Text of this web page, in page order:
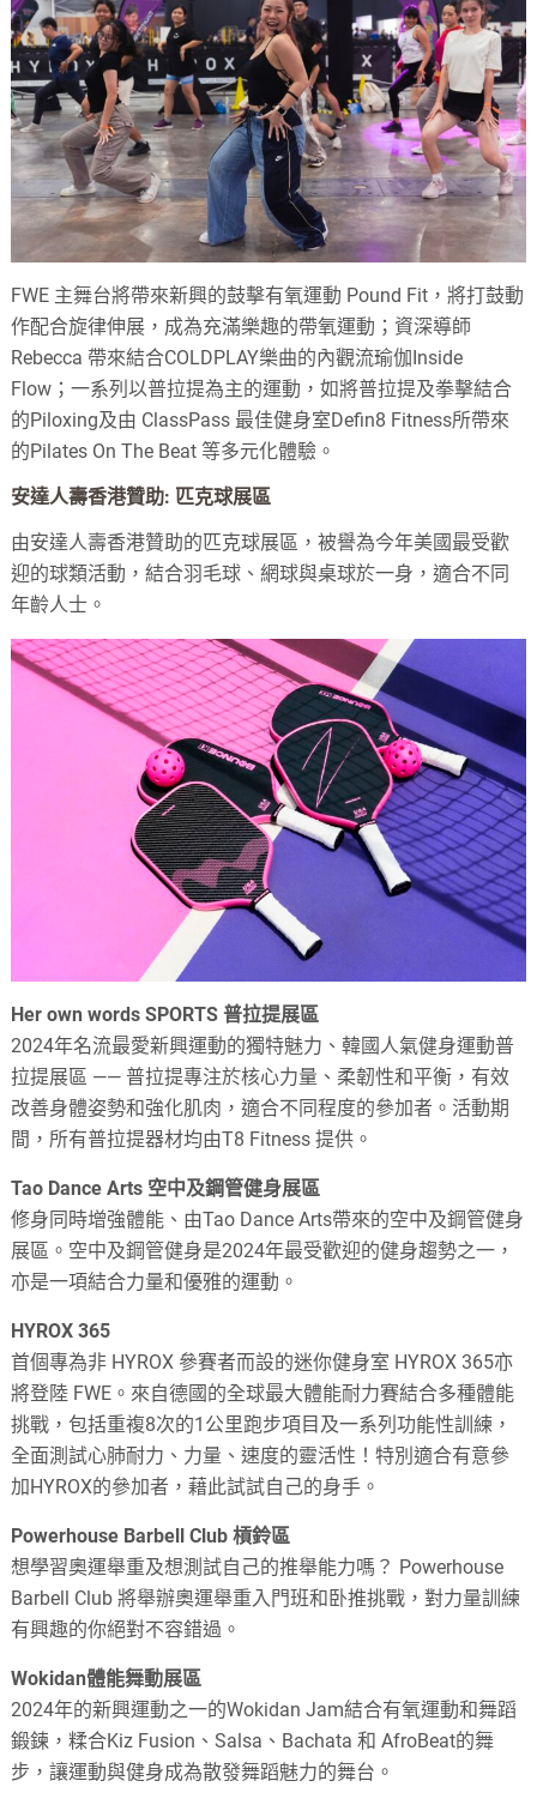
FWE 主舞台將帶來新興的鼓擊有氧運動 Pound Fit，將打鼓動
作配合旋律伸展，成為充滿樂趣的帶氧運動；資深導師
Rebecca 帶來結合COLDPLAY樂曲的內觀流瑜伽Inside
Flow；一系列以普拉提為主的運動，如將普拉提及拳擊結合
的Piloxing及由 ClassPass 最佳健身室Defin8 Fitness所帶來
的Pilates On The Beat 等多元化體驗。
安達人壽香港贊助: 匹克球展區
由安達人壽香港贊助的匹克球展區，被譽為今年美國最受歡
迎的球類活動，結合羽毛球、網球與桌球於一身，適合不同
年齡人士。
Her own words SPORTS 普拉提展區
2024年名流最愛新興運動的獨特魅力、韓國人氣健身運動普
拉提展區 —— 普拉提專注於核心力量、柔韌性和平衡，有效
改善身體姿勢和強化肌肉，適合不同程度的參加者。活動期
間，所有普拉提器材均由T8 Fitness 提供。
Tao Dance Arts 空中及鋼管健身展區
修身同時增強體能、由Tao Dance Arts帶來的空中及鋼管健身
展區。空中及鋼管健身是2024年最受歡迎的健身趨勢之一，
亦是一項結合力量和優雅的運動。
HYROX 365
首個專為非 HYROX 參賽者而設的迷你健身室 HYROX 365亦
將登陸 FWE。來自德國的全球最大體能耐力賽結合多種體能
挑戰，包括重複8次的1公里跑步項目及一系列功能性訓練，
全面測試心肺耐力、力量、速度的靈活性！特別適合有意參
加HYROX的參加者，藉此試試自己的身手。
Powerhouse Barbell Club 槓鈴區
想學習奧運舉重及想測試自己的推舉能力嗎？ Powerhouse
Barbell Club 將舉辦奧運舉重入門班和卧推挑戰，對力量訓練
有興趣的你絕對不容錯過。
Wokidan體能舞動展區
2024年的新興運動之一的Wokidan Jam結合有氧運動和舞蹈
鍛鍊，糅合Kiz Fusion、Salsa、Bachata 和 AfroBeat的舞
步，讓運動與健身成為散發舞蹈魅力的舞台。